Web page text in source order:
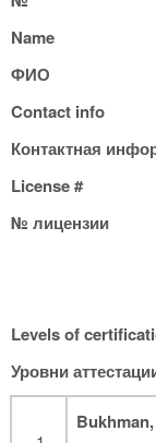
Name
ФИО
Contact info
Контактная
License#
№ лицензии
Levels of
Уровни
Bukhman